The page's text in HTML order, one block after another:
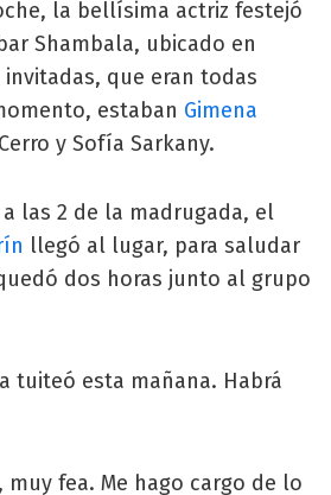
la bellísima actriz festejó
Shambala, ubicado en
que eran todas
estaban Gimena
y Sofía Sarkany.
las 2 de la madrugada, el
llegó al lugar, para saludar
dos horas junto al grupo
tuiteó esta mañana. Habrá
muy fea. Me hago cargo de lo